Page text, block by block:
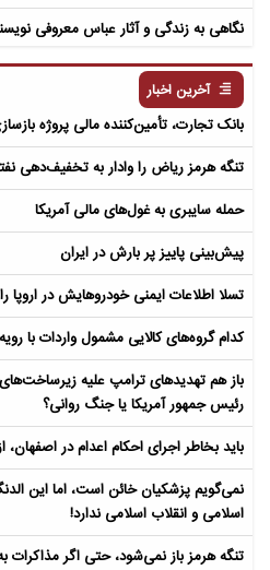
نگاهی به زندگی و آثار عباس معروفی
آخرین اخبار
بانک تجارت، تأمین‌کننده مالی پروژه بازسازی فازهای ۴
تنگه هرمز ریاض را وادار به تخفیف‌دهی
حمله سایبری به غول‌های مالی آمریکا
پیش‌بینی پاییز پر بارش در ایران
تسلا اطلاعات ایمنی خودروهایش در
کدام گروه‌های کالایی مشمول واردات با
باز هم تهدیدهای ترامپ علیه
رئیس جمهور آمریکا یا جنگ روانی؟
باید بخاطر اجرای احکام اعدام در
نمی‌گویم پزشکیان خائن است، اما این
اسلامی و انقلاب اسلامی ندارد!
تنگه هرمز باز نمی‌شود، حتی اگر مذاکرات